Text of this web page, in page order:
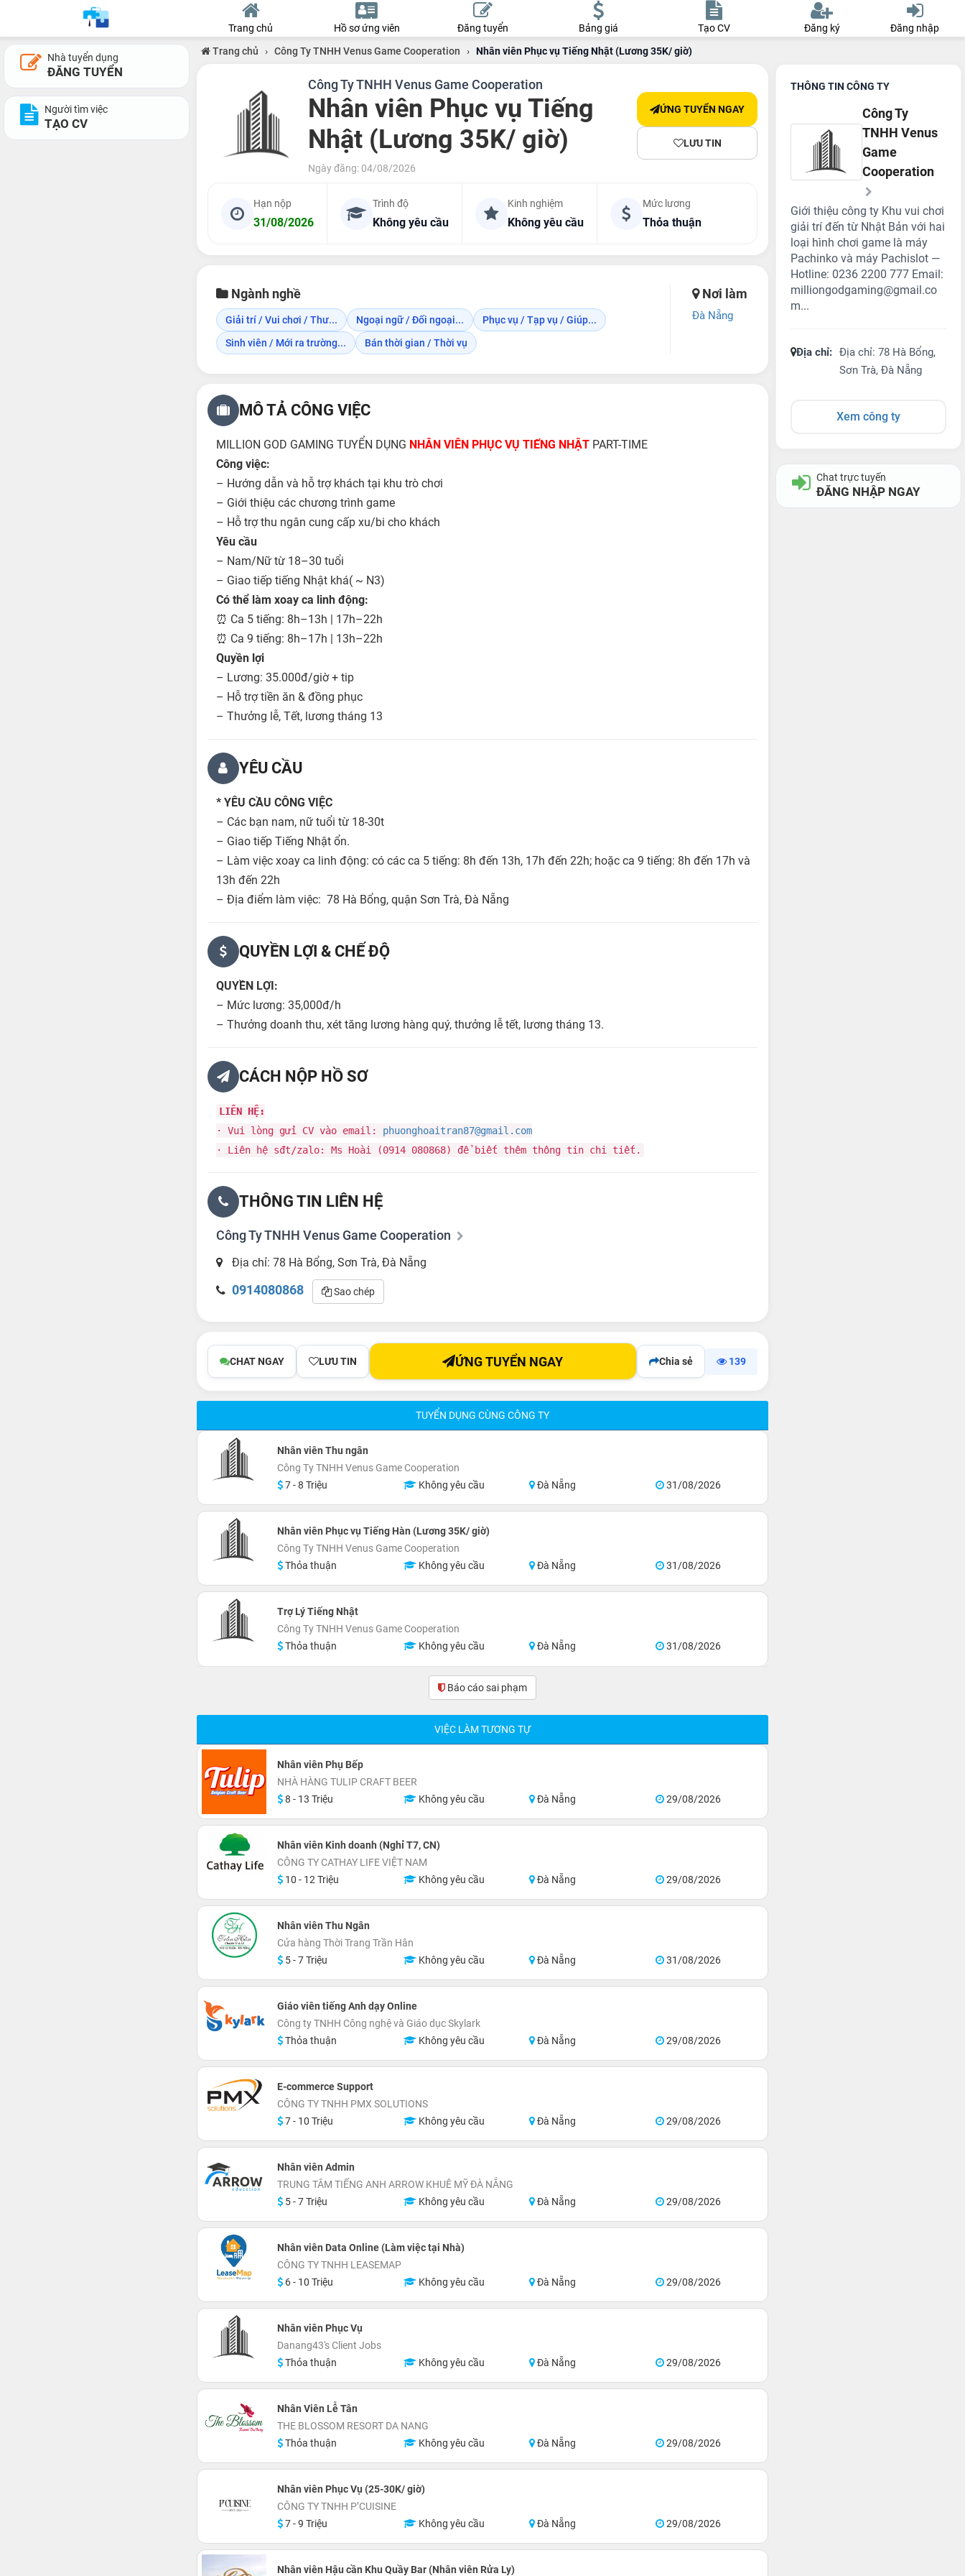
Trang chủ Hồ sơ ứng viên Đăng tuyển Bảng giá Tạo CV Đăng ký Đăng nhập
Nhà tuyển dụng
ĐĂNG TUYỂN
Người tìm việc
TẠO CV
Trang chủ › Công Ty TNHH Venus Game Cooperation › Nhân viên Phục vụ Tiếng Nhật (Lương 35K/ giờ)
Công Ty TNHH Venus Game Cooperation
Nhân viên Phục vụ Tiếng
Nhật (Lương 35K/ giờ)
Ngày đăng: 04/08/2026
ỨNG TUYỂN NGAY
LƯU TIN
Hạn nộp
31/08/2026
Trình độ
Không yêu cầu
Kinh nghiệm
Không yêu cầu
Mức lương
Thỏa thuận
Ngành nghề
Giải trí / Vui chơi / Thư... Ngoại ngữ / Đối ngoại...
Phục vụ / Tạp vụ / Giúp...
Sinh viên / Mới ra trường...
Bán thời gian / Thời vụ
Nơi làm
Đà Nẵng
MÔ TẢ CÔNG VIỆC
MILLION GOD GAMING TUYỂN DỤNG NHÂN VIÊN PHỤC VỤ TIẾNG NHẬTPART-TIME
Công việc:
– Hướng dẫn và hỗ trợ khách tại khu trò chơi
– Giới thiệu các chương trình game
– Hỗ trợ thu ngân cung cấp xu/bi cho khách
Yêu cầu
– Nam/Nữ từ 18–30 tuổi
– Giao tiếp tiếng Nhật khá( ~ N3)
Có thể làm xoay ca linh động:
⏰ Ca 5 tiếng: 8h–13h | 17h–22h
⏰ Ca 9 tiếng: 8h–17h | 13h–22h
Quyền lợi
– Lương: 35.000đ/giờ + tip
– Hỗ trợ tiền ăn & đồng phục
– Thưởng lễ, Tết, lương tháng 13
YÊU CẦU
* YÊU CẦU CÔNG VIỆC
– Các bạn nam, nữ tuổi từ 18-30t
– Giao tiếp Tiếng Nhật ổn.
– Làm việc xoay ca linh động: có các ca 5 tiếng: 8h đến 13h, 17h đến 22h; hoặc ca 9 tiếng: 8h đến 17h và
13h đến 22h
– Địa điểm làm việc: 78 Hà Bổng, quận Sơn Trà, Đà Nẵng
QUYỀN LỢI & CHẾ ĐỘ
QUYỀN LỢI:
– Mức lương: 35,000đ/h
– Thưởng doanh thu, xét tăng lương hàng quý, thưởng lễ tết, lương tháng 13.
CÁCH NỘP HỒ SƠ
LIÊN HỆ:
· Vui lòng gửi CV vào email: phuonghoaitran87@gmail.com
· Liên hệ sđt/zalo: Ms Hoài (0914 080868) để biết thêm thông tin chi tiết.
THÔNG TIN LIÊN HỆ
Công Ty TNHH Venus Game Cooperation
Địa chỉ: 78 Hà Bổng, Sơn Trà, Đà Nẵng
0914080868 Sao chép
CHAT NGAY LƯU TIN ỨNG TUYỂN NGAY Chia sẻ 139
TUYỂN DỤNG CÙNG CÔNG TY
Nhân viên Thu ngân
Công Ty TNHH Venus Game Cooperation
7 - 8 Triệu
Không yêu cầu Đà Nẵng 31/08/2026
Nhân viên Phục vụ Tiếng Hàn (Lương 35K/ giờ)
Công Ty TNHH Venus Game Cooperation
Thỏa thuận
Không yêu cầu Đà Nẵng 31/08/2026
Trợ Lý Tiếng Nhật
Công Ty TNHH Venus Game Cooperation
Thỏa thuận
Không yêu cầu Đà Nẵng 31/08/2026
Báo cáo sai phạm(0)
VIỆC LÀM TƯƠNG TỰ
Nhân viên Phụ Bếp
NHÀ HÀNG TULIP CRAFT BEER
8 - 13 Triệu
Không yêu cầu Đà Nẵng 29/08/2026
Nhân viên Kinh doanh (Nghỉ T7, CN)
CÔNG TY CATHAY LIFE VIỆT NAM
10 - 12 Triệu
Không yêu cầu Đà Nẵng 29/08/2026
Nhân viên Thu Ngân
Cửa hàng Thời Trang Trần Hân
5 - 7 Triệu
Không yêu cầu Đà Nẵng 31/08/2026
Giáo viên tiếng Anh dạy Online
Công ty TNHH Công nghệ và Giáo dục Skylark
Thỏa thuận
Không yêu cầu Đà Nẵng 29/08/2026
E-commerce Support
CÔNG TY TNHH PMX SOLUTIONS
7 - 10 Triệu
Không yêu cầu Đà Nẵng 29/08/2026
Nhân viên Admin
TRUNG TÂM TIẾNG ANH ARROW KHUÊ MỸ ĐÀ NẴNG
5 - 7 Triệu
Không yêu cầu Đà Nẵng 29/08/2026
Nhân viên Data Online (Làm việc tại Nhà)
CÔNG TY TNHH LEASEMAP
6 - 10 Triệu
Không yêu cầu Đà Nẵng 29/08/2026
Nhân viên Phục Vụ
Danang43's Client Jobs
Thỏa thuận
Không yêu cầu Đà Nẵng 29/08/2026
Nhân Viên Lễ Tân
THE BLOSSOM RESORT DA NANG
Thỏa thuận
Không yêu cầu Đà Nẵng 29/08/2026
Nhân viên Phục Vụ (25-30K/ giờ)
CÔNG TY TNHH P’CUISINE
7 - 9 Triệu
Không yêu cầu Đà Nẵng 29/08/2026
Nhân viên Hậu cần Khu Quầy Bar (Nhân viên Rửa Ly)
THÔNG TIN CÔNG TY
Công Ty
TNHH Venus
Game
Cooperation
Giới thiệu công ty Khu vui chơi
giải trí đến từ Nhật Bản với hai
loại hình chơi game là máy
Pachinko và máy Pachislot —
Hotline: 0236 2200 777 Email:
milliongodgaming@gmail.co
m...
Địa chỉ: Địa chỉ: 78 Hà Bổng,
Sơn Trà, Đà Nẵng
Xem công ty
Chat trực tuyến
ĐĂNG NHẬP NGAY